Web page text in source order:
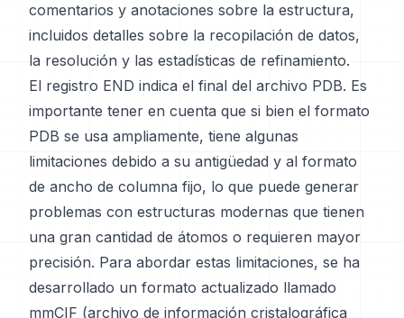
comentarios y anotaciones sobre la estructura,
incluidos detalles sobre la recopilación de datos,
la resolución y las estadísticas de refinamiento.
El registro END indica el final del archivo PDB. Es
importante tener en cuenta que si bien el formato
PDB se usa ampliamente, tiene algunas
limitaciones debido a su antigüedad y al formato
de ancho de columna fijo, lo que puede generar
problemas con estructuras modernas que tienen
una gran cantidad de átomos o requieren mayor
precisión. Para abordar estas limitaciones, se ha
desarrollado un formato actualizado llamado
mmCIF (archivo de información cristalográfica